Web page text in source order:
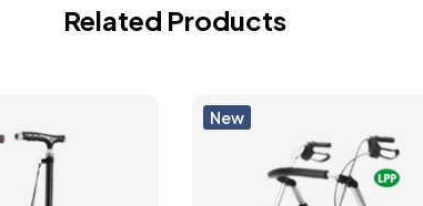
Related Products
New